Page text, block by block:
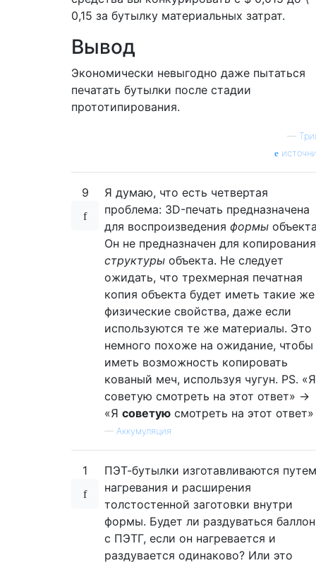
0,15 за бутылку материальных затрат.
Вывод
Экономически невыгодно даже пытаться
печатать бутылки после стадии
прототипирования.
—
9
Я думаю, что есть четвертая
проблема: 3D-печать предназначена
для воспроизведения формы
Он не предназначен для копирования
структуры объекта. Не следует
ожидать, что трехмерная печатная
копия объекта будет иметь такие же
физические свойства, даже если
используются те же материалы. Это
немного похоже на ожидание, чтобы
иметь возможность копировать
кованый меч, используя чугун. PS. «Я
советую смотреть на этот ответ» ->
«Я советую смотреть на этот ответ»
— Аккумуляция
1
ПЭТ-бутылки изготавливаются путем
нагревания и расширения
толстостенной заготовки внутри
формы. Будет ли раздуваться баллон
с ПЭТГ, если он нагревается и
раздувается одинаково? Или это